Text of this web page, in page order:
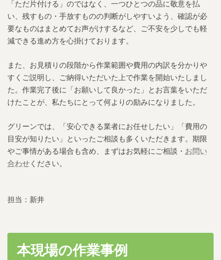
「ただ片付ける」のではなく、一つひとつの品に敬意を払
い、残すもの・手放すものの判断がしやすいよう、確認が必
要なものはまとめてお声がけするなど、ご不安を少しでも軽
減できる進め方を心掛けております。
また、お見積りの段階から作業範囲や費用の内訳を分かりや
すくご説明し、ご納得いただいた上で作業を開始いたしまし
た。作業完了後に「お願いして良かった」とお言葉をいただ
けたことが、私たちにとって何よりの励みになりました。
グリーンでは、「安心できる業者にお任せしたい 」「費用の
目安が知りたい」といったご相談も多くいただきます。期限
やご事情がある場合も含め、まずはお気軽にご相談・ お問い
合わせ ください。
担当：新井
本現場の作業事例